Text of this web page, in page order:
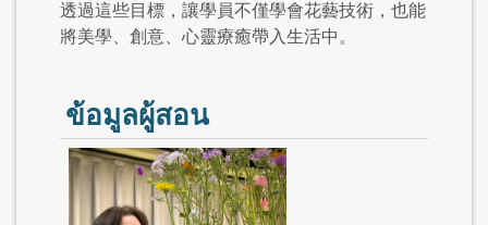
透過這些目標，讓學員不僅學會花藝技術，也能
將美學、創意、心靈療癒帶入生活中。
ข้อมูลผู้สอน